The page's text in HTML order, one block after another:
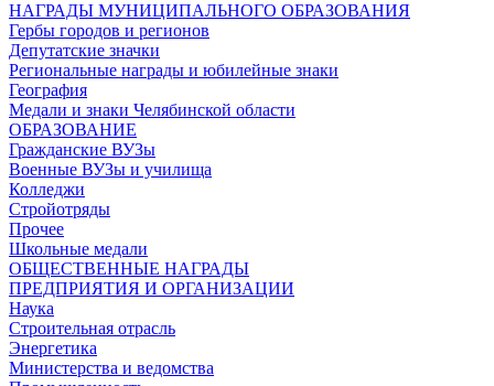
НАГРАДЫ МУНИЦИПАЛЬНОГО ОБРАЗОВАНИЯ
Гербы городов и регионов
Депутатские значки
Региональные награды и юбилейные знаки
География
Медали и знаки Челябинской области
ОБРАЗОВАНИЕ
Гражданские ВУЗы
Военные ВУЗы и училища
Колледжи
Стройотряды
Прочее
Школьные медали
ОБЩЕСТВЕННЫЕ НАГРАДЫ
ПРЕДПРИЯТИЯ И ОРГАНИЗАЦИИ
Наука
Строительная отрасль
Энергетика
Министерства и ведомства